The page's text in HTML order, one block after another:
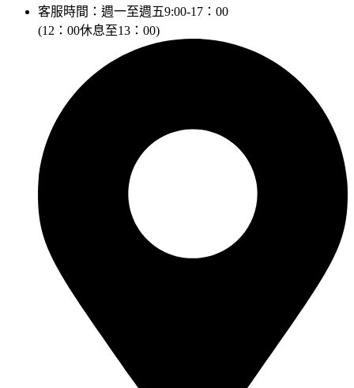
客服時間：週一至週五9:00-17：00
(12：00休息至13：00)